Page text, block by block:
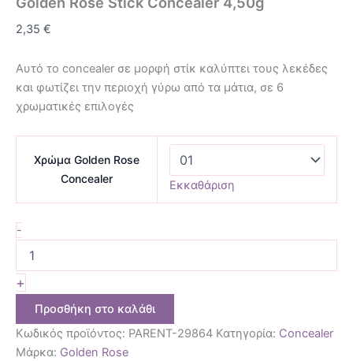
2,35 €
Αυτό το concealer σε μορφή στίκ καλύπτει τους λεκέδες
και φωτίζει την περιοχή γύρω από τα μάτια, σε 6
χρωματικές επιλογές
Χρώμα Golden Rose
Concealer
Εκκαθάριση
-
+
Προσθήκη στο καλάθι
Κωδικός προϊόντος: PARENT-29864 Κατηγορία: Concealer
Μάρκα: Golden Rose